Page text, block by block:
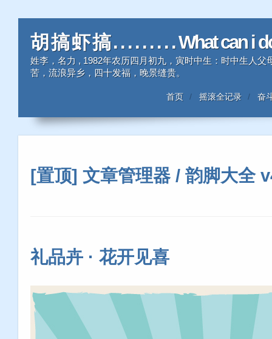
胡 搞 虾 搞 . . . . . . . . . What can i
姓李，名力 , 1982年农历四月初九，寅时中生：时中生人
苦，流浪异乡，四十发福，晚景缝贵。
首页 摇滚全记录 奋
[置顶] 文章管理器 / 韵脚大全
礼品卉 · 花开见喜